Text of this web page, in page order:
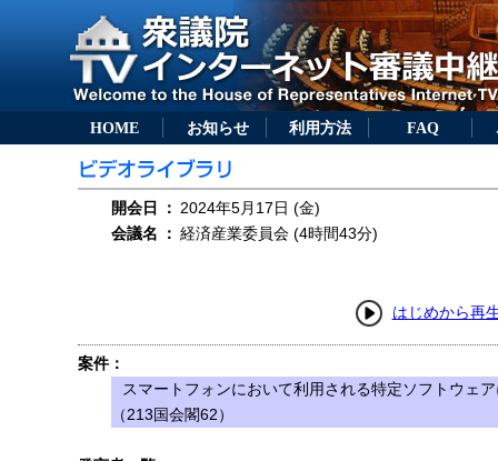
HOME お知らせ 利用方法 FAQ
開会日 ： 2024年5月17日 (金)
会議名
： 経済産業委員会 (4時間43分)
はじめから再
案件：
スマートフォンにおいて利用される特定ソフトウェ
（213国会閣62）